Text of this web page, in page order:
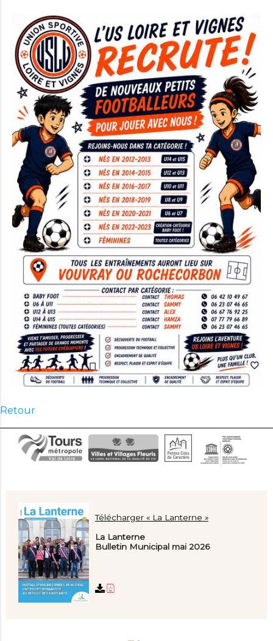
Retour
Télécharger « La Lanterne »
La Lanterne
Bulletin Municipal mai 2026